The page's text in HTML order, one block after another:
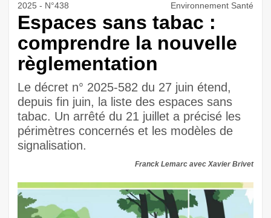
2025 - N°438
Environnement Santé
Espaces sans tabac :
comprendre la nouvelle
règlementation
Le décret n° 2025-582 du 27 juin étend,
depuis fin juin, la liste des espaces sans
tabac. Un arrêté du 21 juillet a précisé les
périmètres concernés et les modèles de
signalisation.
Franck Lemarc avec Xavier Brivet